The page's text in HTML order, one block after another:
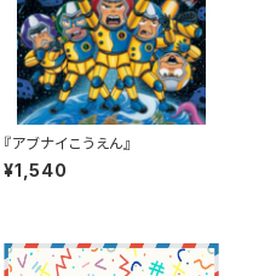
『アブナイこうえん』
¥1,540